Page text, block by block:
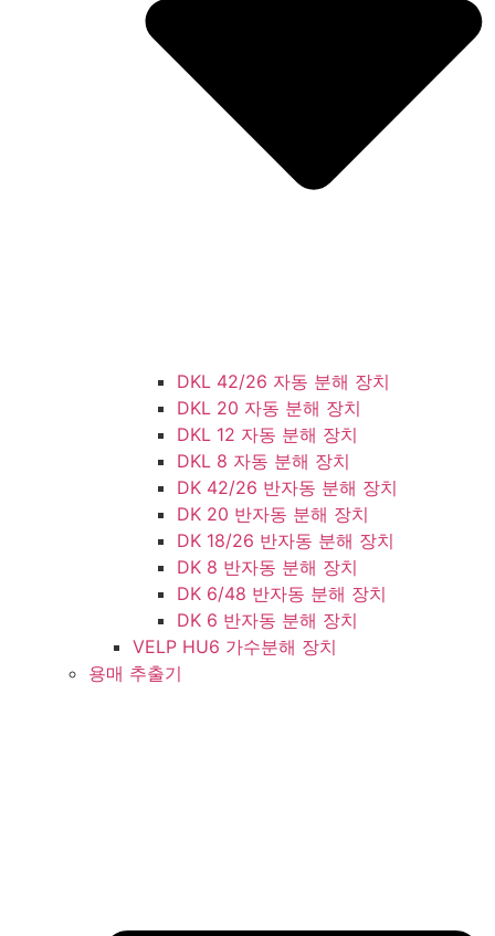
DKL 42/26 자동 분해 장치
DKL 20 자동 분해 장치
DKL 12 자동 분해 장치
DKL 8 자동 분해 장치
DK 42/26 반자동 분해 장치
DK 20 반자동 분해 장치
DK 18/26 반자동 분해 장치
DK 8 반자동 분해 장치
DK 6/48 반자동 분해 장치
DK 6 반자동 분해 장치
VELP HU6 가수분해 장치
용매 추출기